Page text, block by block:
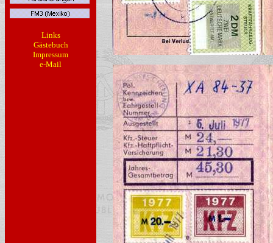
Links
Gästebuch
Impressum
e-Mail